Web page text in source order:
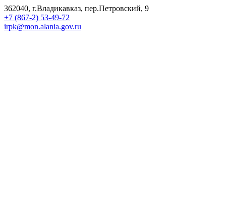
362040, г.Владикавказ, пер.Петровский, 9
+7 (867-2) 53-49-72
irpk@mon.alania.gov.ru